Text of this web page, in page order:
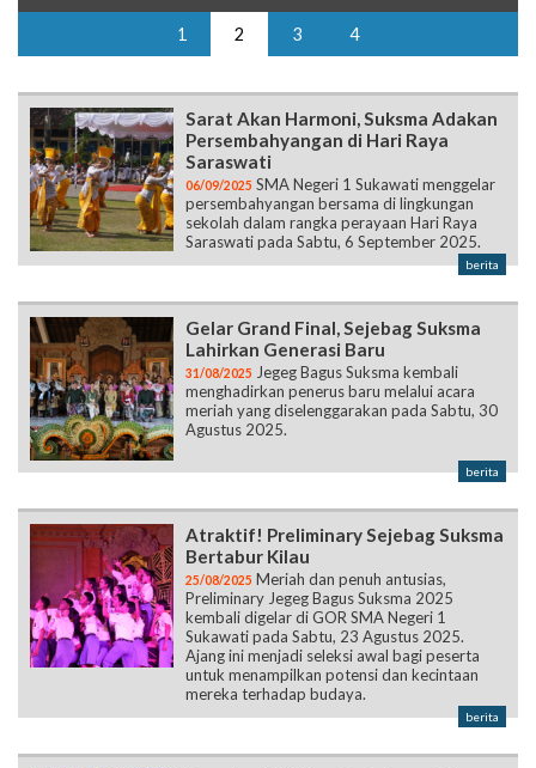
1 2 3 4
Sarat Akan Harmoni, Suksma Adakan
Persembahyangan di Hari Raya
Saraswati
06/09/2025 SMA Negeri 1 Sukawati menggelar
persembahyangan bersama di lingkungan
sekolah dalam rangka perayaan Hari Raya
Saraswati pada Sabtu, 6 September 2025.
berita
Gelar Grand Final, Sejebag Suksma
Lahirkan Generasi Baru
31/08/2025 Jegeg Bagus Suksma kembali
menghadirkan penerus baru melalui acara
meriah yang diselenggarakan pada Sabtu, 30
Agustus 2025.
berita
Atraktif! Preliminary Sejebag Suksma
Bertabur Kilau
25/08/2025 Meriah dan penuh antusias,
Preliminary Jegeg Bagus Suksma 2025
kembali digelar di GOR SMA Negeri 1
Sukawati pada Sabtu, 23 Agustus 2025.
Ajang ini menjadi seleksi awal bagi peserta
untuk menampilkan potensi dan kecintaan
mereka terhadap budaya.
berita